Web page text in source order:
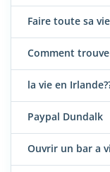
Faire toute sa
Comment
la vie en
Paypal Dundalk
Ouvrir un bar a